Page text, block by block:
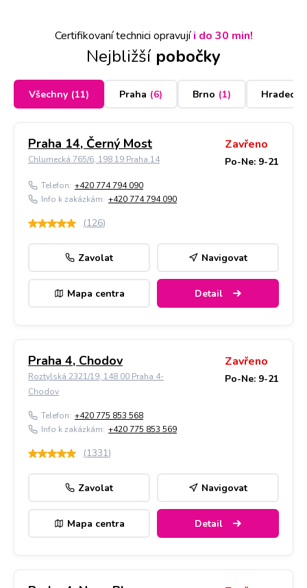
Certifikovaní technici opravujíi do 30 min!
Nejbližší pobočky
Všechny (11) Praha (6) Brno (1) Hradec
Praha 14, Černý Most
Chlumecká 765/6, 198 19 Praha 14
Zavřeno
Po-Ne: 9-21
Telefon: +420 774 794 090
Info k zakázkám: +420 774 794 090
(126)
Zavolat Navigovat
Mapa centra Detail
Praha 4, Chodov
Roztylská 2321/19, 148 00 Praha 4-
Chodov
Zavřeno
Po-Ne: 9-21
Telefon: +420 775 853 568
Info k zakázkám: +420 775 853 569
(1331)
Zavolat Navigovat
Mapa centra Detail